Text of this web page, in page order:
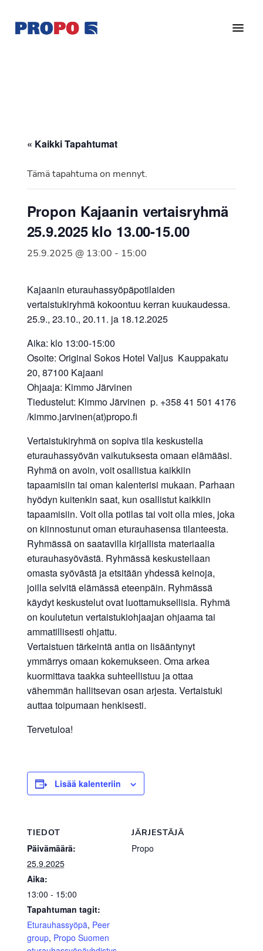
pääsisältöön
alatunnisteeseen
Ry
vuonna
Suomen
jäsenjärjestö.
« Kaikki Tapahtumat
Tämä tapahtuma on mennyt.
Propon Kajaanin vertaisryhmä
25.9.2025 klo 13.00-15.00
25.9.2025 @ 13:00 - 15:00
Kajaanin eturauhassyöpäpotilaiden
vertaistukiryhmä kokoontuu kerran kuukaudessa.
25.9., 23.10., 20.11. ja 18.12.2025
Aika: klo 13:00-15:00
Osoite: Original Sokos Hotel Valjus Kauppakatu
20, 87100 Kajaani
Ohjaaja: Kimmo Järvinen
Tiedustelut: Kimmo Järvinen p. +358 41 501 4176
/kimmo.jarvinen(at)propo.fi
Vertaistukiryhmä on sopiva tila keskustella
eturauhassyövän vaikutuksesta omaan elämääsi.
Ryhmä on avoin, voit osallistua kaikkiin
tapaamisiin tai oman kalenterisi mukaan. Parhaan
hyödyn kuitenkin saat, kun osallistut kaikkiin
tapaamisiin. Voit olla potilas tai voit olla mies, joka
on kiinnostunut oman eturauhasensa tilanteesta.
Ryhmässä on saatavilla kirjallista materiaalia
eturauhasyövästä. Ryhmässä keskustellaan
omasta syövästä ja etsitään yhdessä keinoja,
joilla selvitä elämässä eteenpäin. Ryhmässä
käydyt keskustelut ovat luottamuksellisia. Ryhmä
on koulutetun vertaistukiohjaajan ohjaama tai
ammatillisesti ohjattu.
Vertaistuen tärkeintä antia on lisääntynyt
ymmärrys omaan kokemukseen. Oma arkea
kuormittava taakka suhteellistuu ja ottaa
vähemmän hallitsevan osan arjesta. Vertaistuki
auttaa toipumaan henkisesti.
Tervetuloa!
Lisää kalenteriin
TIEDOT
Päivämäärä:
25.9.2025
Aika:
13:00 - 15:00
Tapahtuman tagit:
Eturauhassyöpä, Peer
group, Propo Suomen
JÄRJESTÄJÄ
Propo